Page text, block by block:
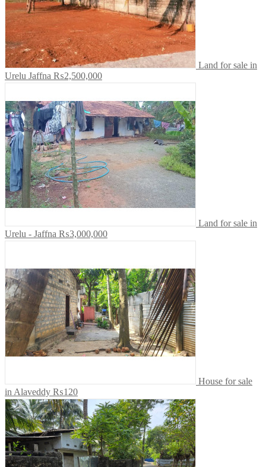
Land for sale in
Urelu Jaffna ₨2,500,000
Land for sale in
Urelu - Jaffna ₨3,000,000
House for sale
in Alaveddy ₨120